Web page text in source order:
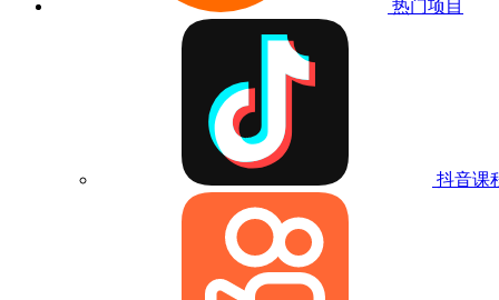
热门项目
抖音课